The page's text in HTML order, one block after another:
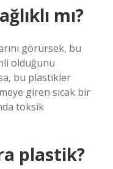
mı?
görürsek, bu
olduğunu
bu plastikler
giren sıcak bir
toksik
plastik?